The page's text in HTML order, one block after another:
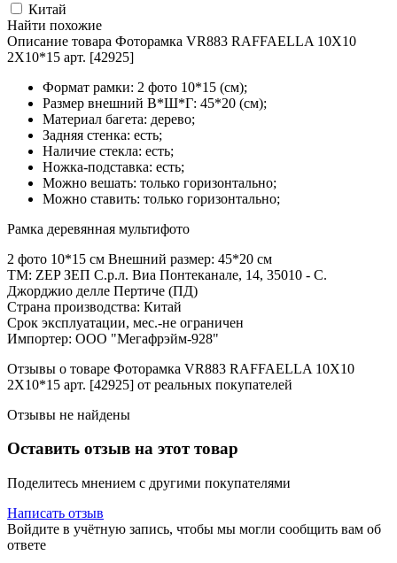
Китай
Найти похожие
Описание товара Фоторамка VR883 RAFFAELLA 10X10
2X10*15 арт. [42925]
Формат рамки: 2 фото 10*15 (см);
Размер внешний В*Ш*Г: 45*20 (см);
Материал багета: дерево;
Задняя стенка: есть;
Наличие стекла: есть;
Ножка-подставка: есть;
Можно вешать: только горизонтально;
Можно ставить: только горизонтально;
Рамка деревянная мультифото
2 фото 10*15 см Внешний размер: 45*20 см
ТМ: ZEP ЗЕП С.р.л. Виа Понтеканале, 14, 35010 - С.
Джорджио делле Пертиче (ПД)
Страна производства: Китай
Срок эксплуатации, мес.-не ограничен
Импортер: ООО "Мегафрэйм-928"
Отзывы о товаре Фоторамка VR883 RAFFAELLA 10X10
2X10*15 арт. [42925] от реальных покупателей
Отзывы не найдены
Оставить отзыв на этот товар
Поделитесь мнением с другими покупателями
Написать отзыв
Войдите в учётную запись, чтобы мы могли сообщить вам об
ответе